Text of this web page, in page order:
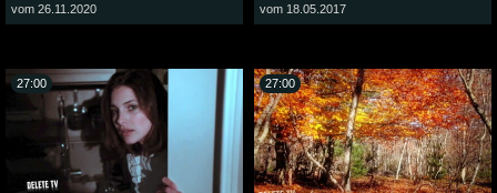
vom 26.11.2020 vom 18.05.2017
27:00 27:00